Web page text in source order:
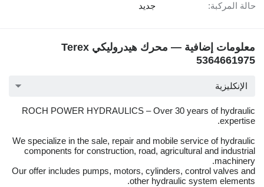
حالة المركبة: جديد
معلومات إضافية — محرك هيدروليكي Terex
5364661975
الإنكليزية
ROCH POWER HYDRAULICS – Over 30 years of hydraulic
expertise.
We specialize in the sale, repair and mobile service of hydraulic
components for construction, road, agricultural and industrial
machinery.
Our offer includes pumps, motors, cylinders, control valves and
other hydraulic system elements.